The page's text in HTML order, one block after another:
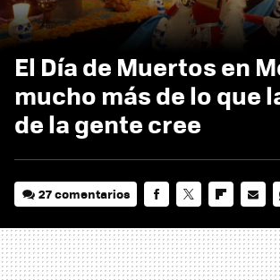
El Día de Muertos en
mucho más de lo que
de la gente cree
27 comentarios
MAIL